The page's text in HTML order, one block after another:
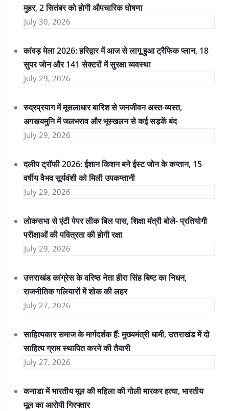
मुहर, 2 सितंबर को होगी औपचारिक घोषणा
July 30, 2026
कांवड़ मेला 2026: हरिद्वार में आज से लागू हुआ ट्रैफिक प्लान, 18
सुपर जोन और 141 सेक्टरों में सुरक्षा व्यवस्था
July 29, 2026
रुद्रप्रयाग में मूसलाधार बारिश से जनजीवन अस्त-व्यस्त,
अगस्त्यमुनि में जलभराव और भूस्खलन से कई सड़कें बंद
July 29, 2026
दलीप ट्रॉफी 2026: ईशान किशन बने ईस्ट जोन के कप्तान, 15
वर्षीय वैभव सूर्यवंशी को मिली उपकप्तानी
July 29, 2026
लोकसभा से एंटी पेपर लीक बिल पास, शिक्षा मंत्री बोले- प्रतियोगी
परीक्षाओं की पवित्रता की होगी रक्षा
July 29, 2026
उत्तराखंड कांग्रेस के वरिष्ठ नेता हीरा सिंह बिष्ट का निधन,
राजनीतिक गलियारों में शोक की लहर
July 27, 2026
साहित्यकार समाज के मार्गदर्शक हैं: मुख्यमंत्री धामी, उत्तराखंड में दो
साहित्य ग्राम स्थापित करने की तैयारी
July 27, 2026
कनाडा में भारतीय मूल की महिला की गोली मारकर हत्या, भारतीय
मूल का आरोपी गिरफ्तार